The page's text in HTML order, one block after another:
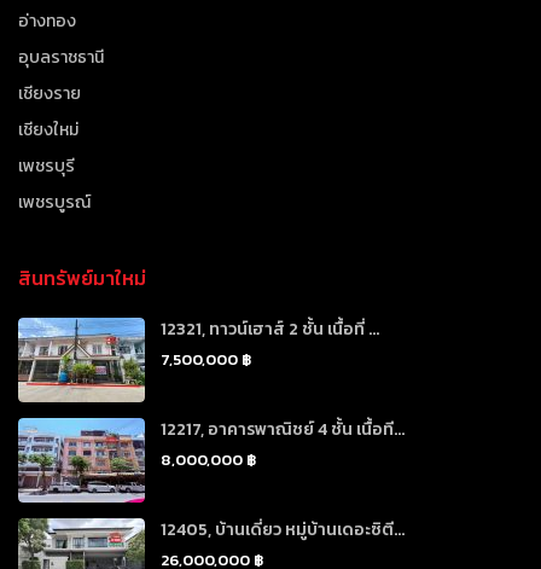
อ่างทอง
อุบลราชธานี
เชียงราย
เชียงใหม่
เพชรบุรี
เพชรบูรณ์
สินทรัพย์มาใหม่
12321, ทาวน์เฮาส์ 2 ชั้น เนื้อที่ ...
7,500,000 ฿
12217, อาคารพาณิชย์ 4 ชั้น เนื้อที...
8,000,000 ฿
12405, บ้านเดี่ยว หมู่บ้านเดอะซิตี...
26,000,000 ฿